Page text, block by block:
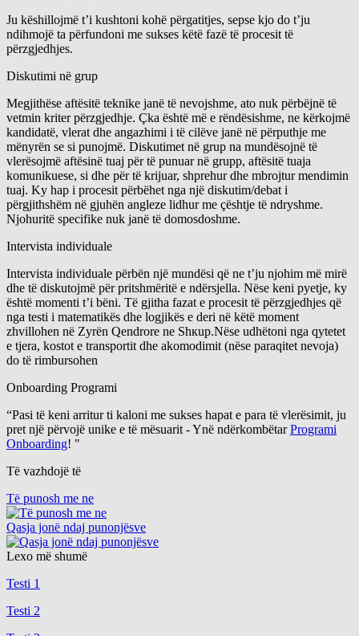
Ju këshillojmë t’i kushtoni kohë përgatitjes, sepse kjo do t’ju
ndihmojë ta përfundoni me sukses këtë fazë të procesit të
përzgjedhjes.
Diskutimi në grup
Megjithëse aftësitë teknike janë të nevojshme, ato nuk përbëjnë të
vetmin kriter përzgjedhje. Çka është më e rëndësishme, ne kërkojmë
kandidatë, vlerat dhe angazhimi i të cilëve janë në përputhje me
mënyrën se si punojmë. Diskutimet në grup na mundësojnë të
vlerësojmë aftësinë tuaj për të punuar në grupp, aftësitë tuaja
komunikuese, si dhe për të krijuar, shprehur dhe mbrojtur mendimin
tuaj. Ky hap i procesit përbëhet nga një diskutim/debat i
përgjithshëm në gjuhën angleze lidhur me çështje të ndryshme.
Njohuritë specifike nuk janë të domosdoshme.
Intervista individuale
Intervista individuale përbën një mundësi që ne t’ju njohim më mirë
dhe të diskutojmë për pritshmëritë e ndërsjella. Nëse keni pyetje, ky
është momenti t’i bëni. Të gjitha fazat e procesit të përzgjedhjes që
nga testi i matematikës dhe logjikës e deri në këtë moment
zhvillohen në Zyrën Qendrore ne Shкup.Nëse udhëtoni nga qytetet
e tjera, kostot e transportit dhe akomodimit (nëse paraqitet nevoja)
do të rimbursohen
Onboarding Programi
“Pasi të keni arritur ti kaloni me sukses hapat e para të vlerësimit, ju
pret një përvojë unike e të mësuarit - Ynë ndërkombëtarProgrami
Onboarding! "
Тë vazhdojë të
Të punosh me ne
Qasja jonë ndaj punonjësve
Lexo më shumë
Testi 1
Testi 2